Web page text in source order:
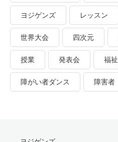
ヨジゲンズ レッスン
世界大会 四次元
授業 発表会 福祉
障がい者ダンス 障害者